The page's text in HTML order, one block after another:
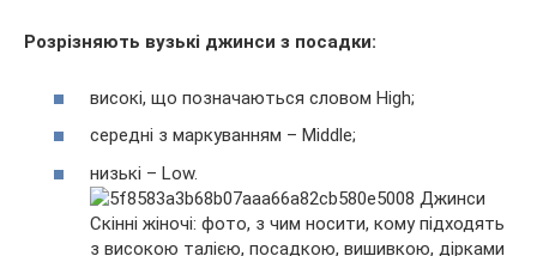
Розрізняють вузькі джинси з посадки:
високі, що позначаються словом High;
середні з маркуванням – Middle;
низькі – Low.